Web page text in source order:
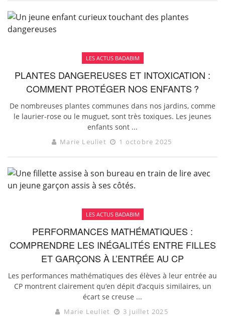
LES ACTUS BADABIM
PLANTES DANGEREUSES ET INTOXICATION :
COMMENT PROTÉGER NOS ENFANTS ?
De nombreuses plantes communes dans nos jardins, comme
le laurier-rose ou le muguet, sont très toxiques. Les jeunes
enfants sont ...
Marie Leuliet 1 octobre 2025
LES ACTUS BADABIM
PERFORMANCES MATHÉMATIQUES :
COMPRENDRE LES INÉGALITÉS ENTRE FILLES
ET GARÇONS À L’ENTRÉE AU CP
Les performances mathématiques des élèves à leur entrée au
CP montrent clairement qu’en dépit d’acquis similaires, un
écart se creuse ...
Marie Leuliet 3 juillet 2025